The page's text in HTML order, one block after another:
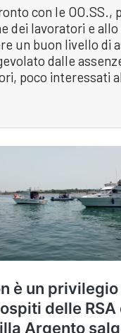
con le OO.SS.,
dei lavoratori e
un buon livello di
dalle
poco interessati